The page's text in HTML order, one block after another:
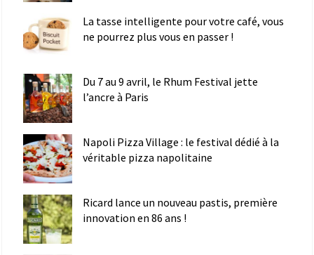
La tasse intelligente pour votre café, vous
ne pourrez plus vous en passer !
Du 7 au 9 avril, le Rhum Festival jette
l’ancre à Paris
Napoli Pizza Village : le festival dédié à la
véritable pizza napolitaine
Ricard lance un nouveau pastis, première
innovation en 86 ans !